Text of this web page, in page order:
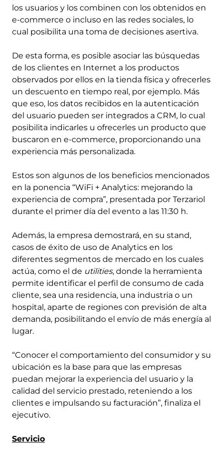
los usuarios y los combinen con los obtenidos en
e-commerce o incluso en las redes sociales, lo
cual posibilita una toma de decisiones asertiva.
De esta forma, es posible asociar las búsquedas
de los clientes en Internet a los productos
observados por ellos en la tienda física y ofrecerles
un descuento en tiempo real, por ejemplo. Más
que eso, los datos recibidos en la autenticación
del usuario pueden ser integrados a CRM, lo cual
posibilita indicarles u ofrecerles un producto que
buscaron en e-commerce, proporcionando una
experiencia más personalizada.
Estos son algunos de los beneficios mencionados
en la ponencia “WiFi + Analytics: mejorando la
experiencia de compra”, presentada por Terzariol
durante el primer día del evento a las 11:30 h.
Además, la empresa demostrará, en su stand,
casos de éxito de uso de Analytics en los
diferentes segmentos de mercado en los cuales
actúa, como el de utilities, donde la herramienta
permite identificar el perfil de consumo de cada
cliente, sea una residencia, una industria o un
hospital, aparte de regiones con previsión de alta
demanda, posibilitando el envío de más energía al
lugar.
“Conocer el comportamiento del consumidor y su
ubicación es la base para que las empresas
puedan mejorar la experiencia del usuario y la
calidad del servicio prestado, reteniendo a los
clientes e impulsando su facturación”, finaliza el
ejecutivo.
Servicio